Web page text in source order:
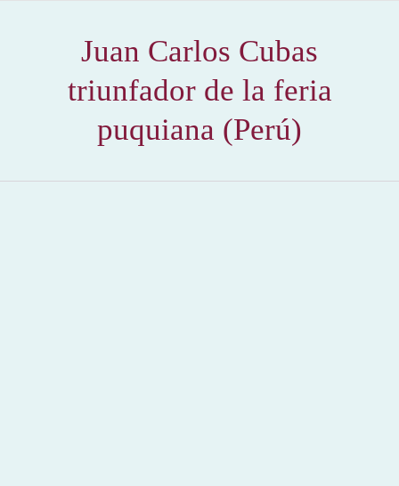
Juan Carlos Cubas
triunfador de la feria
puquiana (Perú)